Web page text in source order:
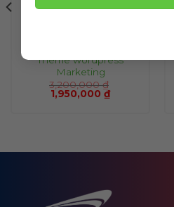
Theme wordpress
Marketing
3,200,000₫
1,950,000 ₫